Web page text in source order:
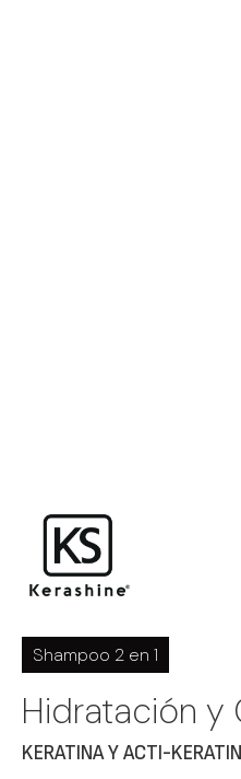
Shampoo 2 en 1
Hidratación y
KERATINA Y ACTI-